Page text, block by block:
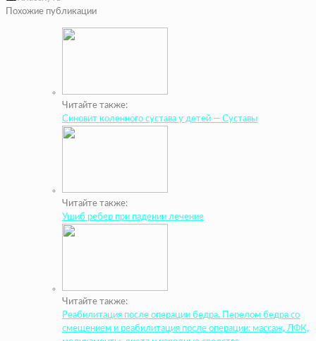
Похожие публикации
Читайте также:
Синовит коленного сустава у детей — Суставы
Читайте также:
Ушиб ребер при падении лечение
Читайте также:
Реабилитация после операции бедра. Перелом бедра со
смещением и реабилитация после операции: массаж, ЛФК,